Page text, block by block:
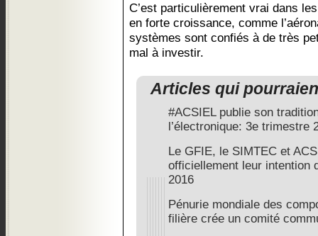
C’est particulièrement vrai dans
en forte croissance, comme
systèmes sont confiés à de très
mal à investir.
Articles qui
#ACSIEL publie son
l’électronique: 3e trimestre
Le GFIE, le SIMTEC et
officiellement leur intention
2016
Pénurie mondiale des
filière crée un comité